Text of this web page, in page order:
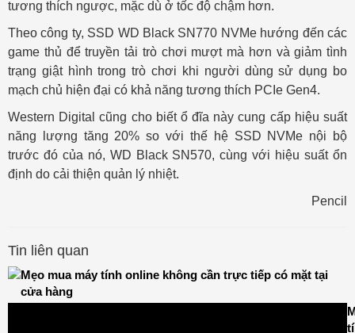
tương thích ngược, mặc dù ở tốc độ chậm hơn.
Theo công ty, SSD WD Black SN770 NVMe hướng đến các
game thủ để truyền tải trò chơi mượt mà hơn và giảm tình
trạng giật hình trong trò chơi khi người dùng sử dụng bo
mạch chủ hiện đại có khả năng tương thích PCIe Gen4.
Western Digital cũng cho biết ổ đĩa này cung cấp hiệu suất
năng lượng tăng 20% ​​so với thế hệ SSD NVMe nội bộ
trước đó của nó, WD Black SN570, cùng với hiệu suất ổn
định do cải thiện quản lý nhiệt.
Pencil
Tin liên quan
Mẹo mua máy tính online không cần trực tiếp có mặt tại
cửa hàng